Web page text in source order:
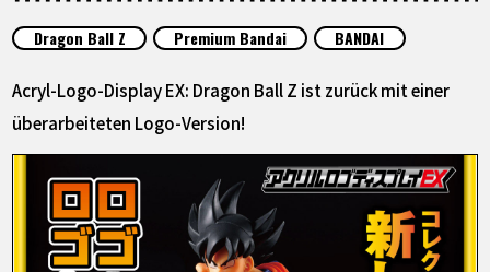
SPECIALS
INFOS
LANGUAGE
JP
EN FR DE
Dragon Ball Z Premium Bandai BANDAI
Acryl-Logo-Display EX: Dragon Ball Z ist zurück mit einer
überarbeiteten Logo-Version!